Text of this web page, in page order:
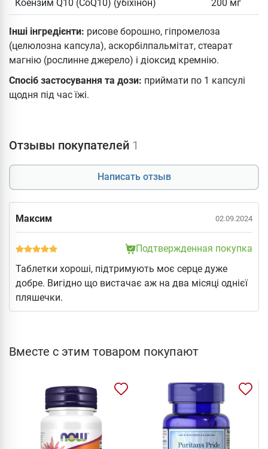
Коензим Q10 (CoQ10) (убіхінон) 200 мг
Інші інгредієнти: рисове борошно, гіпромелоза
(целюлозна капсула), аскорбілпальмітат, стеарат
магнію (рослинне джерело) і діоксид кремнію.
Спосіб застосування та дози: приймати по 1 капсулі
щодня під час їжі.
Отзывы покупателей 1
Написать отзыв
Максим 02.09.2024
Подтвержденная покупка
Таблетки хороші, підтримують моє серце дуже
добре. Вигідно що вистачає аж на два місяці однієї
пляшечки.
Вместе с этим товаром покупают